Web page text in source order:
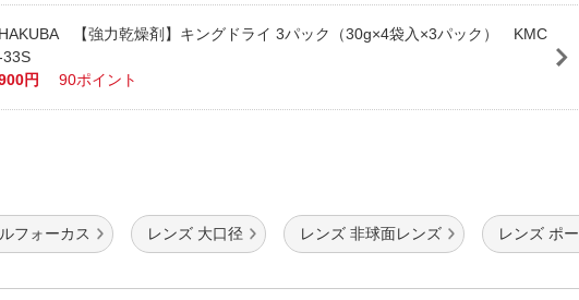
HAKUBA 【強力乾燥剤】キングドライ 3パック（30g×4袋入×3パック） KMC
33S
円
90ポイント
フォーカス レンズ 大口径 レンズ 非球面レンズ レンズ ポ